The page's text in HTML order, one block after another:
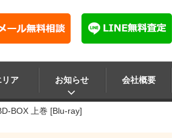
リア お知らせ 会社概要
BOX 上巻 [Blu-ray]